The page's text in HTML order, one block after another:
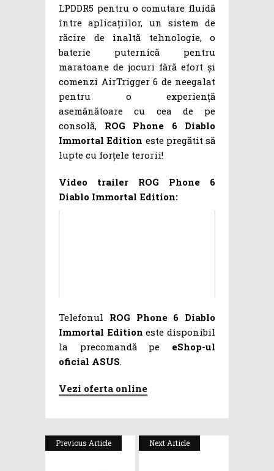
LPDDR5 pentru o comutare fluidă
între aplicațiilor, un sistem de
răcire de înaltă tehnologie, o
baterie puternică pentru
maratoane de jocuri fără efort și
comenzi AirTrigger 6 de neegalat
pentru o experiență
asemănătoare cu cea de pe
consolă, ROG Phone 6 Diablo
Immortal Edition este pregătit să
lupte cu forțele terorii!
Video trailer ROG Phone 6
Diablo Immortal Edition:
Telefonul ROG Phone 6 Diablo
Immortal Edition este disponibil
la precomandă pe eShop-ul
oficial ASUS.
Vezi oferta online
Previous Article Next Article